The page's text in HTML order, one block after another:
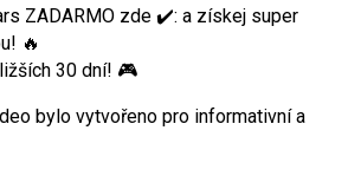
ZADARMO zde ✔️: a získej super
🔥
30 dní! 🎮
bylo vytvořeno pro informativní a